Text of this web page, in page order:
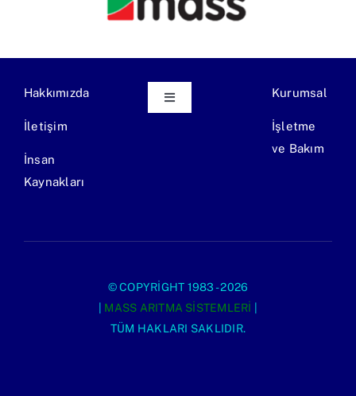
Hakkımızda
İletişim
İnsan
Kaynakları
Toggle
Navigation
Endüstriyel Atıksu Arıtma Tesisi
Evsel Atıksu Arıtma Tesisi
Kurumsal
İşletme
ve Bakım
© COPYRIGHT 1983 - 2026
MASS ARITMA SISTEMLERI
TÜM HAKLARI SAKLIDIR.